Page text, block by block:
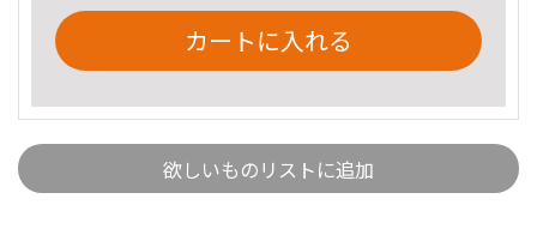
カートに入れる
欲しいものリストに追加